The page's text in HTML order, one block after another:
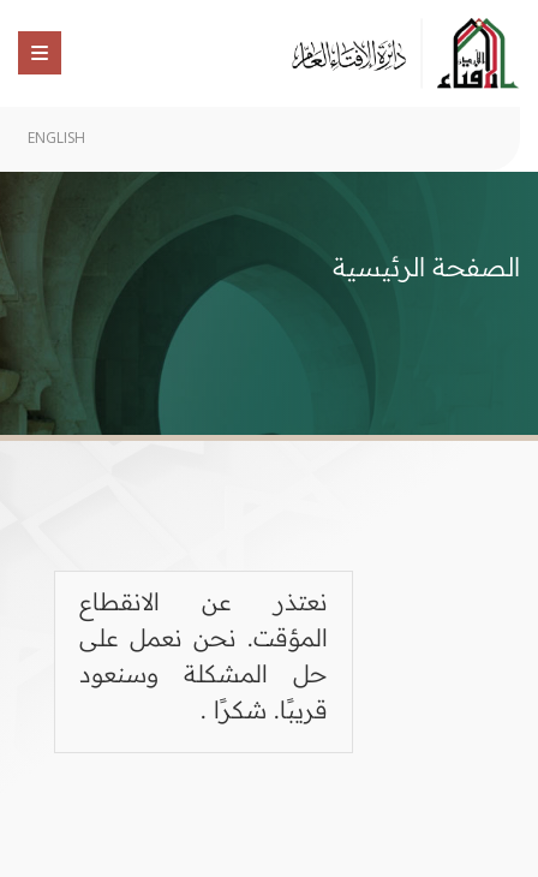
ENGLISH
الصفحة الرئيسية
نعتذر عن الانقطاع
المؤقت. نحن نعمل على
حل المشكلة وسنعود
قريبًا. شكرًا .